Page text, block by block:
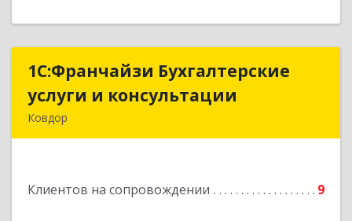
1С:Франчайзи Бухгалтерские
услуги и консультации
Ковдор
Клиентов на сопровождении 9
1С:Франчайзи Бухгалтерские
услуги и консультации